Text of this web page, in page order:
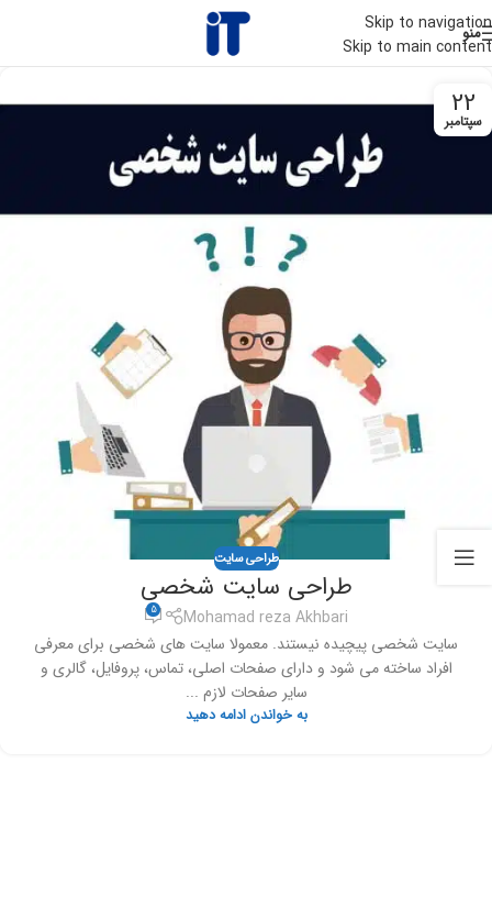
Skip to navigation
Skip to main content
منو
22
سپتامبر
طراحی سایت
طراحی سایت شخصی
Mohamad reza Akhbari
5
سایت شخصی پیچیده نیستند. معمولا سایت های شخصی برای معرفی
افراد ساخته می شود و دارای صفحات اصلی، تماس، پروفایل، گالری و
سایر صفحات لازم ...
به خواندن ادامه دهید